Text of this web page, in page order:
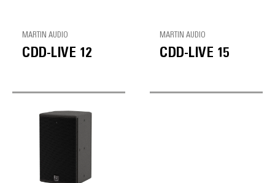
MARTIN AUDIO
CDD-LIVE 12
MARTIN AUDIO
CDD-LIVE 15